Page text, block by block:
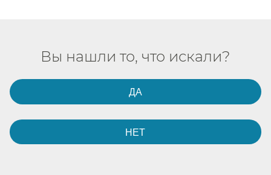
Вы нашли то, что искали?​​
ДА​​
НЕТ​​